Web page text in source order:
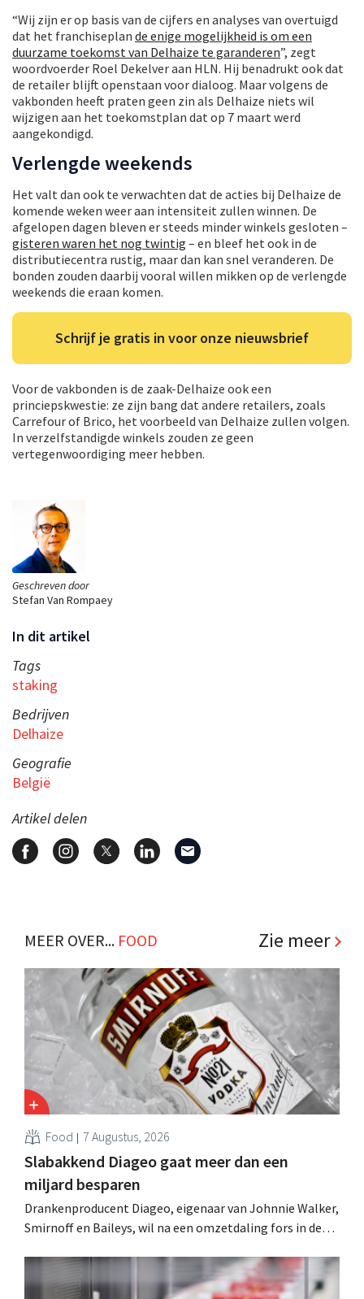
Geschreven door
Stefan Van Rompaey
In dit artikel
Tags
staking
Bedrijven
Delhaize
Geografie
België
Artikel delen
“Wij zijn er op basis van de cijfers en analyses van overtuigd
dat het franchiseplan de enige mogelijkheid is om een
duurzame toekomst van Delhaize te garanderen”, zegt
woordvoerder Roel Dekelver aan HLN. Hij benadrukt ook dat
de retailer blijft openstaan voor dialoog. Maar volgens de
vakbonden heeft praten geen zin als Delhaize niets wil
wijzigen aan het toekomstplan dat op 7 maart werd
aangekondigd.
Verlengde weekends
Het valt dan ook te verwachten dat de acties bij Delhaize de
komende weken weer aan intensiteit zullen winnen. De
afgelopen dagen bleven er steeds minder winkels gesloten –
gisteren waren het nog twintig – en bleef het ook in de
distributiecentra rustig, maar dan kan snel veranderen. De
bonden zouden daarbij vooral willen mikken op de verlengde
weekends die eraan komen.
Schrijf je gratis in voor onze nieuwsbrief
Voor de vakbonden is de zaak-Delhaize ook een
princiepskwestie: ze zijn bang dat andere retailers, zoals
Carrefour of Brico, het voorbeeld van Delhaize zullen volgen.
In verzelfstandigde winkels zouden ze geen
vertegenwoordiging meer hebben.
MEER OVER... FOOD Zie meer
Food 7 Augustus, 2026
Slabakkend Diageo gaat meer dan een
miljard besparen
Drankenproducent Diageo, eigenaar van Johnnie Walker,
Smirnoff en Baileys, wil na een omzetdaling fors in de
andere Guiness en voorgemixte cocktails.